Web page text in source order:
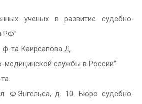
ученых в развитие судебно-
РФ”
ф-та Каирсапова Д.
медицинской службы в России”
Ф.Энгельса, д. 10. Бюро судебно-